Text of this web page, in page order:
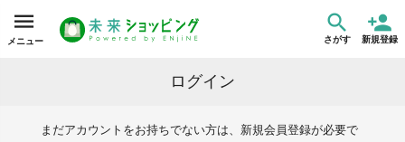
メニュー さがす 新規登録
ログイン
まだアカウントをお持ちでない方は、新規会員登録が必要で